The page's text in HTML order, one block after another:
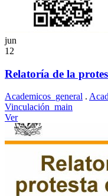
jun
12
Relatoría de la
Academicos_general .
Vinculación_main
Ver